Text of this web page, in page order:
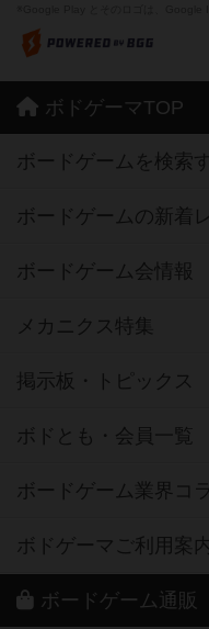
ボドゲーマTOP
ボードゲームを検索
ボードゲームの新着
ボードゲーム会情報
メカニクス特集
掲示板・トピックス
ボドとも・会員一覧
ボードゲーム業界コ
ボドゲーマご利用案
ボードゲーム通販